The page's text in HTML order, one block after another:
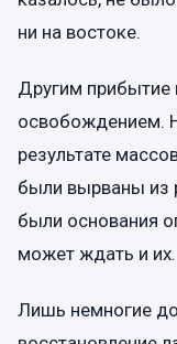
ни на востоке.
Другим прибытие
освобождением.
результате
были вырваны из
были основания
может ждать и их.
Лишь немногие